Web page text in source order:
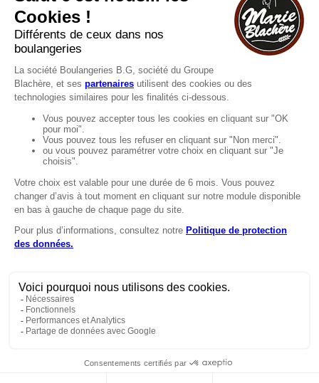
Consultez notre FAQ.
FAQ
Recrutement
MENTIONS
Mentions légales
Protection des données
LignÉthique
Caractéristiques environnementales des